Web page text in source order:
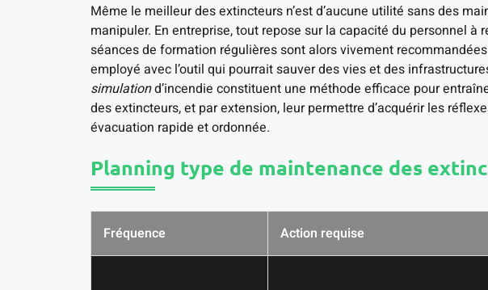
Même le meilleur des extincteurs n’est d’aucune utilité sans des
manipuler. En entreprise, tout repose sur la capacité du personnel à
séances de formation régulières sont alors vivement
employé avec l’outil qui pourrait sauver des vies et des
simulationd’incendie constituent une méthode efficace pour
des extincteurs, et par extension, leur permettre d’acquérir les
évacuation rapide et ordonnée.
Planning type de maintenance des
Fréquence Action requise